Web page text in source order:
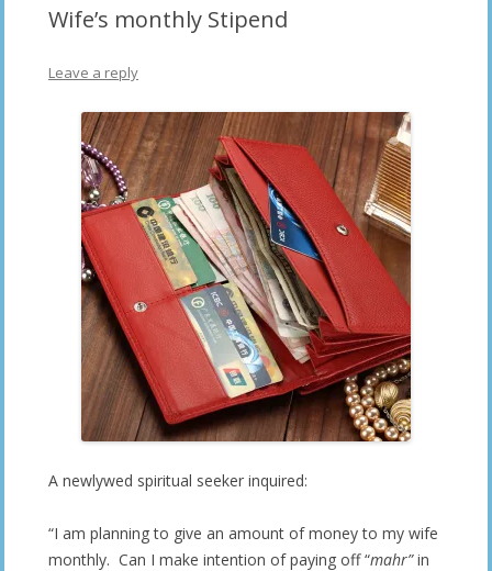
Wife’s monthly Stipend
Leave a reply
A newlywed spiritual seeker inquired:
“I am planning to give an amount of money to my wife
monthly. Can I make intention of paying off “mahr”in